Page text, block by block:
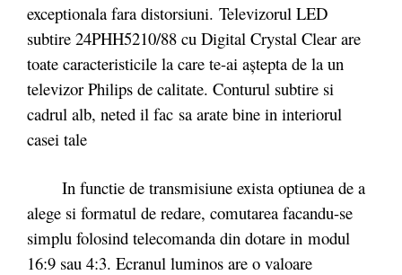
exceptionala fara distorsiuni. Televizorul LED
subtire 24PHH5210/88 cu Digital Crystal Clear are
toate caracteristicile la care te-ai aştepta de la un
televizor Philips de calitate. Conturul subtire si
cadrul alb, neted il fac sa arate bine in interiorul
casei tale
In functie de transmisiune exista optiunea de a
alege si formatul de redare, comutarea facandu-se
simplu folosind telecomanda din dotare in modul
16:9 sau 4:3. Ecranul luminos are o valoare